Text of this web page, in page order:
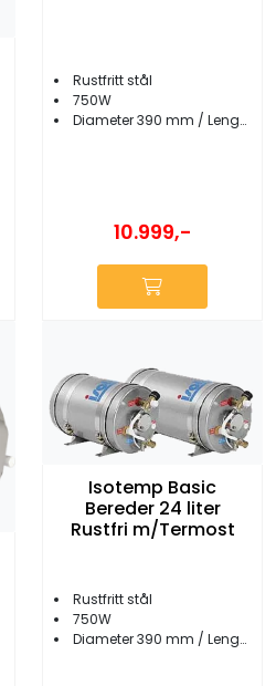
Rustfritt stål
750W
Diameter 390 mm / Lengde 555 mm
10.999,-
Isotemp Basic
Bereder 24 liter
Rustfri m/Termost
Rustfritt stål
750W
Diameter 390 mm / Lengde 460 mm